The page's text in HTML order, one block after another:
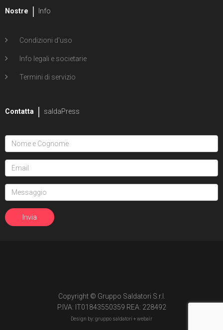
Nostre Info
Condizioni d'uso
Info legali e societarie
Termini di servizio
Contatta saldaPress
Copyright © Gruppo Saldatori S.r.l.
P.IVA: IT01843550359 REA: 228492
Design by: gruppo saldatori +webair